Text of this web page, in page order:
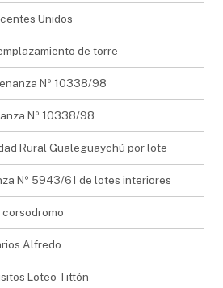
Unidos
de torre
Nº 10338/98
Nº 10338/98
Rural Gualeguaychú por lote
Nº 5943/61 de lotes interiores
Alfredo
Loteo Tittón